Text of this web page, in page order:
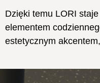
Dzięki temu LORI
elementem
estetycznym